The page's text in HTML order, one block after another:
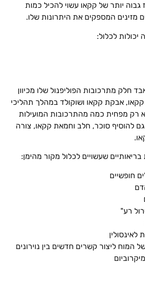
גבוה יותר של קקאו עשוי להכיל כמות
מזינים המספקים את היתרונות שלו.
יכולות לכלול:
חלק מתרכובות הפוליפנול שלו מכיוון
אבקת קקאו ושוקולד במהלך תהליכי
רק מפחית כמה מהתרכובות המועילות
גם להוסיף סוכר, חלב וחמאת קקאו, צורה
שעשויים לכלול מקור מהימן:
חופשיים
רע"
המוח ליצור קשרים חדשים בין נוירונים